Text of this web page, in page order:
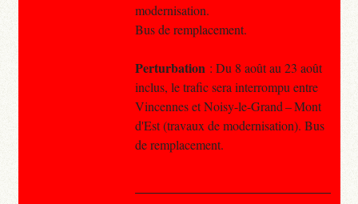
modernisation.
Bus de remplacement.
Perturbation : Du 8 août au 23 août
inclus, le trafic sera interrompu entre
Vincennes et Noisy-le-Grand – Mont
d'Est (travaux de modernisation). Bus
de remplacement.